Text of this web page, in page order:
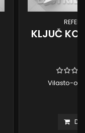
KLJUČ
Vilasto-